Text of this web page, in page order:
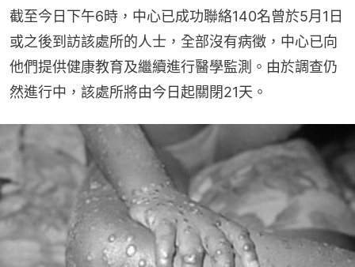
截至今日下午6時，中心已成功聯絡140名曾於5月1日
或之後到訪該處所的人士，全部沒有病徵，中心已向
他們提供健康教育及繼續進行醫學監測。由於調查仍
然進行中，該處所將由今日起關閉21天。